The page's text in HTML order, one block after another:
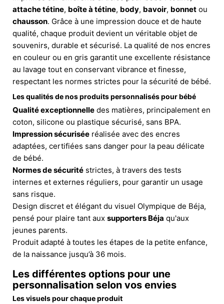
attache tétine, boîte à tétine, body, bavoir, bonnet ou
chausson. Grâce à une impression douce et de haute
qualité, chaque produit devient un véritable objet de
souvenirs, durable et sécurisé. La qualité de nos encres
en couleur ou en gris garantit une excellente résistance
au lavage tout en conservant vibrance et finesse,
respectant les normes strictes pour la sécurité de bébé.
Les qualités de nos produits personnalisés pour bébé
Qualité exceptionnelle des matières, principalement en
coton, silicone ou plastique sécurisé, sans BPA.
Impression sécurisée réalisée avec des encres
adaptées, certifiées sans danger pour la peau délicate
de bébé.
Normes de sécurité strictes, à travers des tests
internes et externes réguliers, pour garantir un usage
sans risque.
Design discret et élégant du visuel Olympique de Béja,
pensé pour plaire tant aux supporters Béja qu'aux
jeunes parents.
Produit adapté à toutes les étapes de la petite enfance,
de la naissance jusqu’à 36 mois.
Les différentes options pour une
personnalisation selon vos envies
Les visuels pour chaque produit